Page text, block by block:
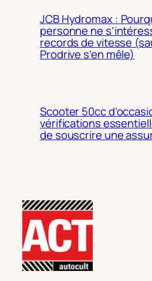
JCB Hydromax :
personne ne
records de vitesse
Prodrive s’en mêle)
Scooter 50cc
vérifications
de souscrire une